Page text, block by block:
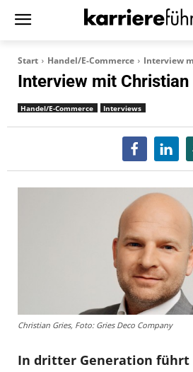
Start Handel/E-Commerce Interview
Interview mit Christian
Handel/E-Commerce Interviews
Christian Gries, Foto: Gries Deco Company
In dritter Generation führt